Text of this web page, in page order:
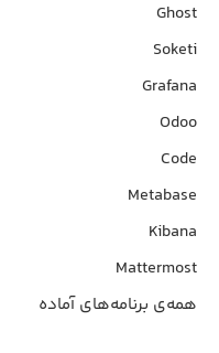
Ghost
Soketi
Grafana
Odoo
Code
Metabase
Kibana
Mattermost
همه‌ی برنامه‌های آماده